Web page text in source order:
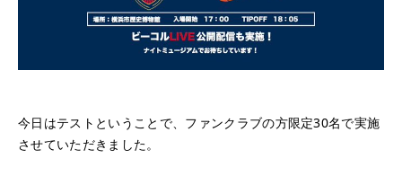
今日はテストということで、ファンクラブの方限定30名で実施
させていただきました。